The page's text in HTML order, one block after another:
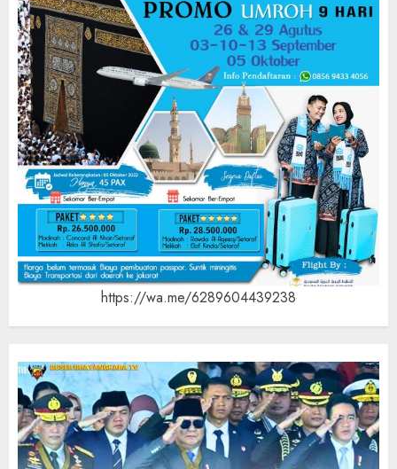
https://wa.me/6289604439238